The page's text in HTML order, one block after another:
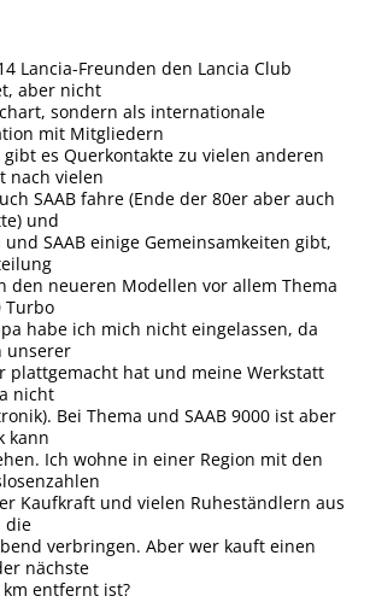
Lancia-Freunden den Lancia Club
aber nicht
sondern als internationale
mit Mitgliedern
es Querkontakte zu vielen anderen
nach vielen
SAAB fahre (Ende der 80er aber auch
und
SAAB einige Gemeinsamkeiten gibt,
den neueren Modellen vor allem Thema
Turbo
habe ich mich nicht eingelassen, da
unserer
plattgemacht hat und meine Werkstatt
nicht
Bei Thema und SAAB 9000 ist aber
kann
Ich wohne in einer Region mit den
Kaufkraft und vielen Ruheständlern aus
die
verbringen. Aber wer kauft einen
nächste
entfernt ist?